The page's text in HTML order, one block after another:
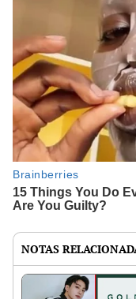
NOTAS